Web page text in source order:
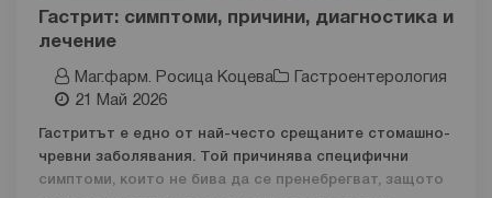
Правилната комбинация от дневна и нощна грижа не
по-устойчива, балансирана и видимо по-сияйна.
В ежедневната грижа за кожата изборът на правилния
Гастрит: симптоми, причини, диагностика и
лечение
Маг.фарм. Росица Коцева
Гастроентерология
21 Май 2026
Гастритът е едно от най-често срещаните стомашно-
чревни заболявания. Той причинява специфични
симптоми, които не бива да се пренебрегват, защото